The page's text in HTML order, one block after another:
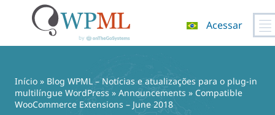
conteúdo
Acessar
Início » Blog WPML – Notícias e atualizações para o plug-in
multilíngue WordPress » Announcements » Compatible
WooCommerce Extensions – June 2018